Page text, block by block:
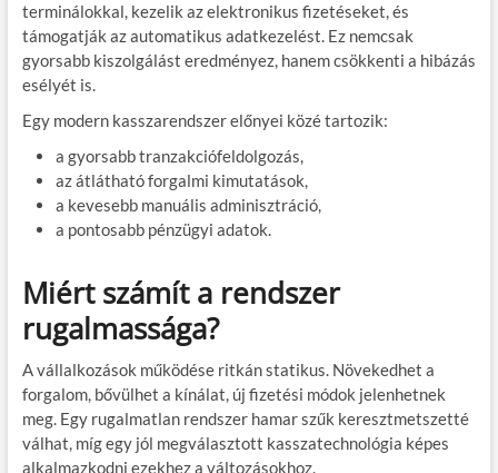
terminálokkal, kezelik az elektronikus fizetéseket, és
támogatják az automatikus adatkezelést. Ez nemcsak
gyorsabb kiszolgálást eredményez, hanem csökkenti a hibázás
esélyét is.
Egy modern kasszarendszer előnyei közé tartozik:
a gyorsabb tranzakciófeldolgozás,
az átlátható forgalmi kimutatások,
a kevesebb manuális adminisztráció,
a pontosabb pénzügyi adatok.
Miért számít a rendszer
rugalmassága?
A vállalkozások működése ritkán statikus. Növekedhet a
forgalom, bővülhet a kínálat, új fizetési módok jelenhetnek
meg. Egy rugalmatlan rendszer hamar szűk keresztmetszetté
válhat, míg egy jól megválasztott kasszatechnológia képes
alkalmazkodni ezekhez a változásokhoz.